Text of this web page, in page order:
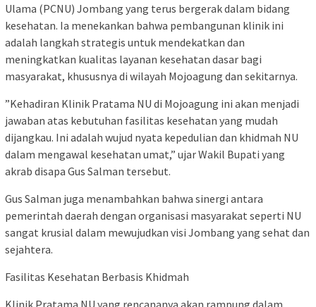
Ulama (PCNU) Jombang yang terus bergerak dalam bidang
kesehatan. Ia menekankan bahwa pembangunan klinik ini
adalah langkah strategis untuk mendekatkan dan
meningkatkan kualitas layanan kesehatan dasar bagi
masyarakat, khususnya di wilayah Mojoagung dan sekitarnya.
​”Kehadiran Klinik Pratama NU di Mojoagung ini akan menjadi
jawaban atas kebutuhan fasilitas kesehatan yang mudah
dijangkau. Ini adalah wujud nyata kepedulian dan khidmah NU
dalam mengawal kesehatan umat,” ujar Wakil Bupati yang
akrab disapa Gus Salman tersebut.
​Gus Salman juga menambahkan bahwa sinergi antara
pemerintah daerah dengan organisasi masyarakat seperti NU
sangat krusial dalam mewujudkan visi Jombang yang sehat dan
sejahtera.
​Fasilitas Kesehatan Berbasis Khidmah